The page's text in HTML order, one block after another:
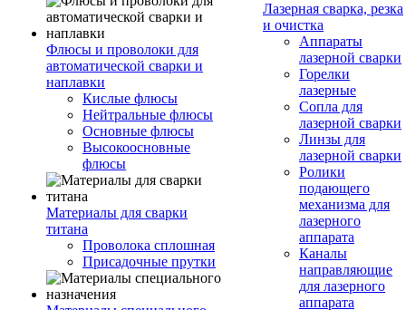
Флюсы и проволоки для
автоматической сварки и
наплавки
Кислые флюсы
Нейтральные флюсы
Основные флюсы
Высокоосновные
флюсы
Материалы для сварки
титана
Проволока сплошная
Присадочные прутки
Лазерная сварка, резка
и очистка
Аппараты
лазерной сварки
Горелки
лазерные
Сопла для
лазерной сварки
Линзы для
лазерной сварки
Ролики
подающего
механизма для
лазерного
аппарата
Каналы
направляющие
для лазерного
аппарата